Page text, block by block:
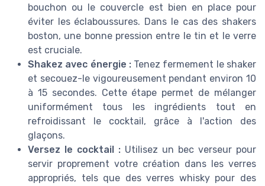
bouchon ou le couvercle est bien en place pour
éviter les éclaboussures. Dans le cas des shakers
boston, une bonne pression entre le tin et le verre
est cruciale.
Shakez avec énergie :Tenez fermement le shaker
et secouez-le vigoureusement pendant environ 10
à 15 secondes. Cette étape permet de mélanger
uniformément tous les ingrédients tout en
refroidissant le cocktail, grâce à l'action des
glaçons.
Versez le cocktail : Utilisez un bec verseur pour
servir proprement votre création dans les verres
appropriés, tels que des verres whisky pour des